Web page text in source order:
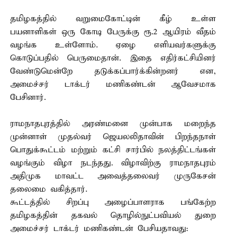
தமிழகத்தில் வறுமைகோட்டின் கீழ் உள்ள
பயனாளிகள் ஒரு கோடி பேருக்கு ரூ.2 ஆயிரம் வீதம்
வழங்க உள்ளோம். ஏழை எளியவர்களுக்கு
கொடுப்பதில் பெருமைதான். இதை எதிர்கட்சியினர்
வேண்டுமென்றே தடுக்கப்பார்க்கின்றனர் என,
அமைச்சர் டாக்டர் மணிகண்டன் ஆவேசமாக
பேசினார்.
ராமநாதபுரத்தில் அரண்மனை முன்பாக மறைந்த
முன்னாள் முதல்வர் ஜெயலலிதாவின் பிறந்தநாள்
பொதுக்கூட்டம் மற்றும் கட்சி சார்பில் நலத்திட்டங்கள்
வழங்கும் விழா நடந்தது. விழாவிற்கு ராமநாதபுரம்
அதிமுக மாவட்ட அவைத்தலைவர் முருகேசன்
தலைமை வகித்தார்.
கூட்டத்தில் சிறப்பு அழைப்பாளராக பங்கேற்ற
தமிழகத்தின் தகவல் தொழில்நுட்பவியல் துறை
அமைச்சர் டாக்டர் மணிகண்டன் பேசியதாவது: